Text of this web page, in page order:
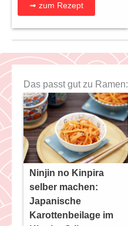
➟ zum Rezept
Das passt gut zu Ramen:
Ninjin no Kinpira
selber machen:
Japanische
Karottenbeilage im